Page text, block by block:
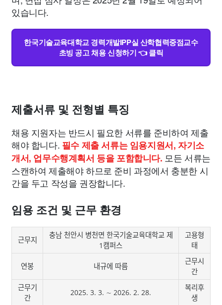
있습니다.
한국기술교육대학교 경력개발IPP실 산학협력중점교수
초빙 공고 채용 신청하기 👈 클릭
제출서류 및 전형별 특징
채용 지원자는 반드시 필요한 서류를 준비하여 제출
해야 합니다. 필수 제출 서류는 임용지원서, 자기소
개서, 업무수행계획서 등을 포함합니다. 모든 서류는
스캔하여 제출해야 하므로 준비 과정에서 충분한 시
간을 두고 작성을 권장합니다.
임용 조건 및 근무 환경
근무지
충남 천안시 병천면 한국기술교육대학교 제
1캠퍼스
고용형
태
연봉 내규에 따름
근무시
간
근무기
간
2025. 3. 3. ∼ 2026. 2. 28.
복리후
생